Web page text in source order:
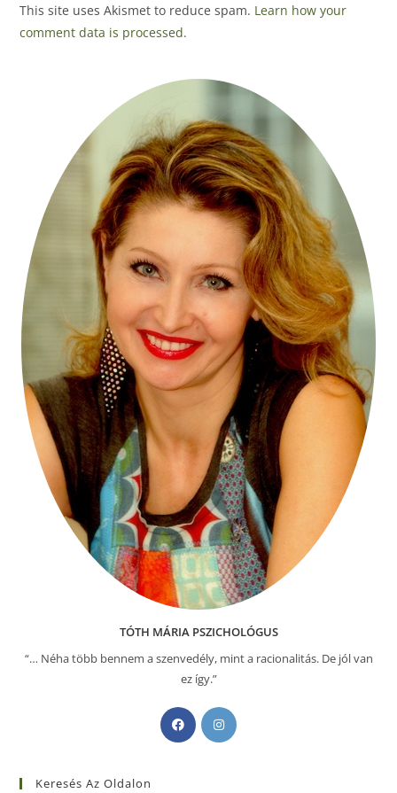
This site uses Akismet to reduce spam. Learn how your
comment data is processed.
TÓTH MÁRIA PSZICHOLÓGUS
“… Néha több bennem a szenvedély, mint a racionalitás. De jól van
ez így.”
Keresés Az Oldalon